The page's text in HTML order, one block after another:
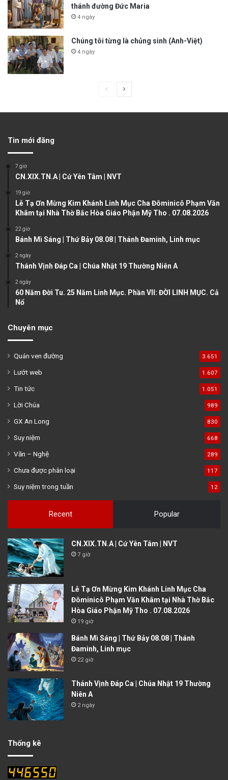
thánh đường Đức Maria
4 ngày
Chúng tôi từng là chủng sinh (Anh-Việt)
4 ngày
u
p
Tin mới đăng
7 giờ
CN.XIX.TN.A | Cứ Yên Tâm | NVT
19 giờ
Lễ Tạ Ơn Mừng Kim Khánh Linh Mục Cha Đôminicô Phạm Văn
Khâm tại Nhà Thờ Bắc Hòa Giáo Phận Mỹ Tho . 07.08.2026
22 giờ
Bánh Mì Sáng | Thứ Bảy 08.08 | Thánh Đaminh, Linh mục
2 ngày
Thánh Vịnh Đáp Ca | Chúa Nhật 19 Thường Niên A
2 ngày
60 Năm Đời Tu. 25 Năm Linh Mục. Phần VII: ĐỜI LINH MỤC. Cả
Nổ
Chuyên mục
Quán ven đường 3.651
Lướt web 1.607
Tin tức 1.051
Lời Chúa 989
GX An Long 830
Suy niệm 668
Văn – Nghệ 289
Chưa được phân loại 117
Suy niệm trong tuần 12
Recent Popular
CN.XIX.TN.A | Cứ Yên Tâm | NVT
7 giờ
Lễ Tạ Ơn Mừng Kim Khánh Linh Mục Cha
Đôminicô Phạm Văn Khâm tại Nhà Thờ Bắc
Hòa Giáo Phận Mỹ Tho . 07.08.2026
19 giờ
Bánh Mì Sáng | Thứ Bảy 08.08 | Thánh
Đaminh, Linh mục
22 giờ
Thánh Vịnh Đáp Ca | Chúa Nhật 19 Thường
Niên A
2 ngày
Thống kê